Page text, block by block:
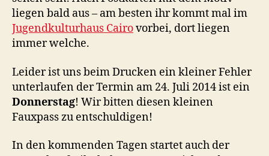
liegen bald aus – am besten ihr kommt mal im
Jugendkulturhaus Cairovorbei, dort liegen
immer welche.
Leider ist uns beim Drucken ein kleiner Fehler
unterlaufen der Termin am 24. Juli 2014 ist ein
Donnerstag! Wir bitten diesen kleinen
Fauxpass zu entschuldigen!
In den kommenden Tagen startet auch der